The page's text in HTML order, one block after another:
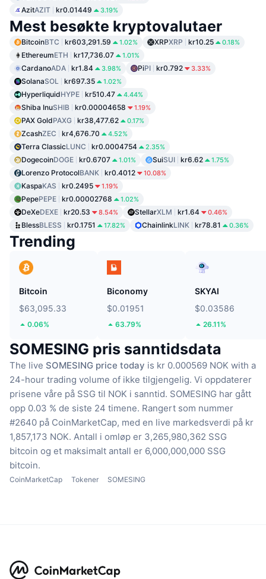
AzitAZIT kr0.01449 3.19%
Mest besøkte kryptovalutaer
BitcoinBTC kr603,291.59 1.02% XRPXRP kr10.25 0.18%
EthereumETH kr17,736.07 1.01%
CardanoADA kr1.84 3.98% PiPI kr0.792 3.33%
SolanaSOL kr697.35 1.02%
HyperliquidHYPE kr510.47 4.44%
Shiba InuSHIB kr0.00004658 1.19%
PAX GoldPAXG kr38,477.62 0.17%
ZcashZEC kr4,676.70 4.52%
Terra ClassicLUNC kr0.0004754 2.35%
DogecoinDOGE kr0.6707 1.01% SuiSUI kr6.62 1.75%
Lorenzo ProtocolBANK kr0.4012 10.08%
KaspaKAS kr0.2495 1.19%
PepePEPE kr0.00002768 1.02%
DeXeDEXE kr20.53 8.54% StellarXLM kr1.64 0.46%
BlessBLESS kr0.1751 17.82% ChainlinkLINK kr78.81 0.36%
Trending
Bitcoin
$63,095.33
0.06%
Biconomy
$0.01951
63.79%
SKYAI
$0.03586
26.11%
SOMESING pris sanntidsdata
The live SOMESING price today is kr 0.000569 NOK with a
24-hour trading volume of ikke tilgjengelig. Vi oppdaterer
prisene våre på SSG til NOK i sanntid. SOMESING har gått
opp 0.03 % de siste 24 timene. Rangert som nummer
#2640 på CoinMarketCap, med en live markedsverdi på kr
1,857,173 NOK. Antall i omløp er 3,265,980,362 SSG
bitcoin og et maksimalt antall er 6,000,000,000 SSG
bitcoin.
CoinMarketCap Tokener SOMESING